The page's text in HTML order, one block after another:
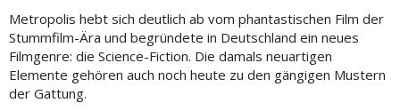
Metropolis hebt sich deutlich ab vom phantastischen Film der
Stummfilm-Ära und begründete in Deutschland ein neues
Filmgenre: die Science-Fiction. Die damals neuartigen
Elemente gehören auch noch heute zu den gängigen Mustern
der Gattung.